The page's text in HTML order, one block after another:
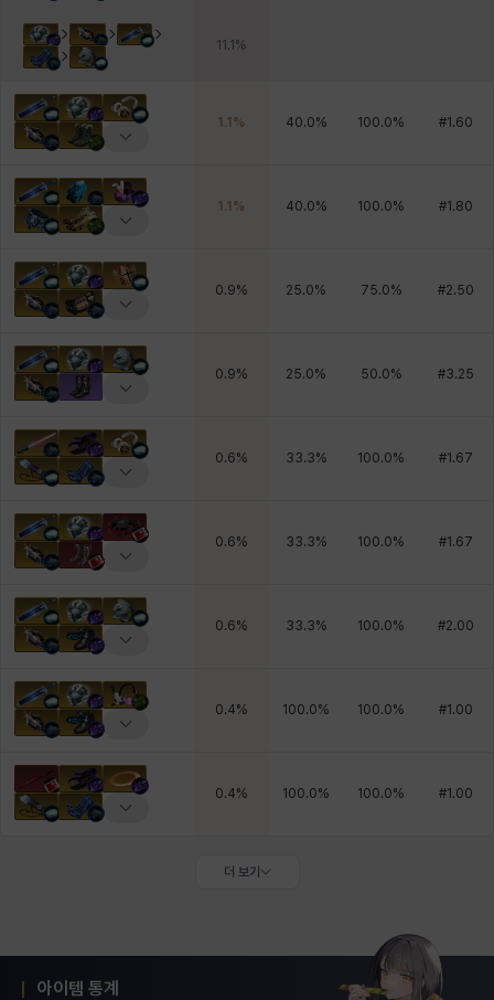
11.1 %
1.1 % 40.0% 100.0% #1.60
1.1 % 40.0% 100.0% #1.80
0.9% 25.0% 75.0% #2.50
0.9% 25.0% 50.0% #3.25
0.6% 33.3% 100.0% #1.67
0.6% 33.3% 100.0% #1.67
0.6% 33.3% 100.0% #2.00
0.4% 100.0% 100.0% #1.00
0.4% 100.0% 100.0% #1.00
더 보기
아이템 통계